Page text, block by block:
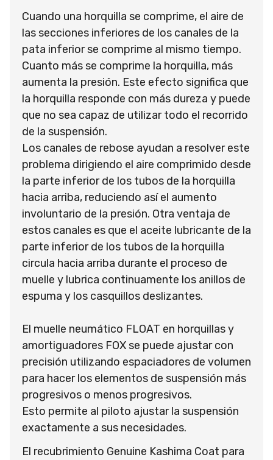
Cuando una horquilla se comprime, el aire de
las secciones inferiores de los canales de la
pata inferior se comprime al mismo tiempo.
Cuanto más se comprime la horquilla, más
aumenta la presión. Este efecto significa que
la horquilla responde con más dureza y puede
que no sea capaz de utilizar todo el recorrido
de la suspensión.
Los canales de rebose ayudan a resolver este
problema dirigiendo el aire comprimido desde
la parte inferior de los tubos de la horquilla
hacia arriba, reduciendo así el aumento
involuntario de la presión. Otra ventaja de
estos canales es que el aceite lubricante de la
parte inferior de los tubos de la horquilla
circula hacia arriba durante el proceso de
muelle y lubrica continuamente los anillos de
espuma y los casquillos deslizantes.
El muelle neumático FLOAT en horquillas y
amortiguadores FOX se puede ajustar con
precisión utilizando espaciadores de volumen
para hacer los elementos de suspensión más
progresivos o menos progresivos.
Esto permite al piloto ajustar la suspensión
exactamente a sus necesidades.
El recubrimiento Genuine Kashima Coat para